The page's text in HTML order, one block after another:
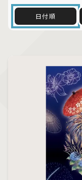
日付順